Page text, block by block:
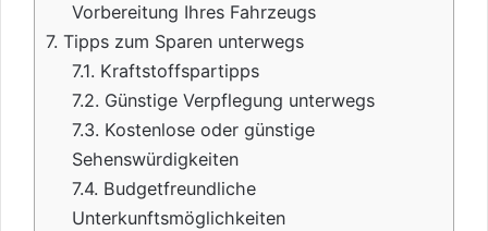
Vorbereitung Ihres Fahrzeugs
7. Tipps zum Sparen unterwegs
7.1. Kraftstoffspartipps
7.2. Günstige Verpflegung unterwegs
7.3. Kostenlose oder günstige
Sehenswürdigkeiten
7.4. Budgetfreundliche
Unterkunftsmöglichkeiten